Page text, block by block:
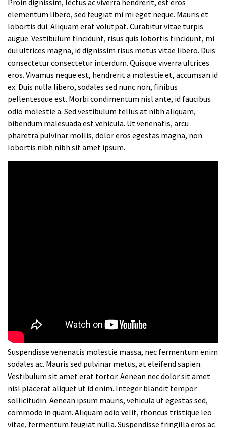
elementum libero, sed feugiat mi mi eget neque. Mauris et
lobortis dui. Aliquam erat volutpat. Curabitur vitae turpis
augue. Vestibulum tincidunt, risus quis lobortis tincidunt, mi
dui ultrices magna, id dignissim risus metus vitae libero. Duis
consectetur consectetur interdum. Quisque viverra ultrices
eros. Vivamus neque est, hendrerit a molestie et, accumsan id
ex. Duis nulla libero, sodales sed nunc non, finibus
pellentesque est. Morbi condimentum nisl ante, id faucibus
odio molestie a. Sed vestibulum tellus at nibh aliquam,
bibendum malesuada est vehicula. Ut venenatis, arcu
pharetra pulvinar mollis, dolor eros egestas magna, non
lobortis nibh nibh sit amet ipsum.
Suspendisse venenatis molestie massa, nec fermentum enim
sodales ac. Mauris sed pulvinar metus, at eleifend sapien.
Vestibulum sit amet erat tortor. Aenean nec dolor sit amet
nisl placerat aliquet ut id enim. Integer blandit tempor
sollicitudin. Aenean ipsum mauris, vehicula ut egestas sed,
commodo in quam. Aliquam odio velit, rhoncus tristique leo
vitae, fermentum feugiat nulla. Suspendisse fringilla eros ac